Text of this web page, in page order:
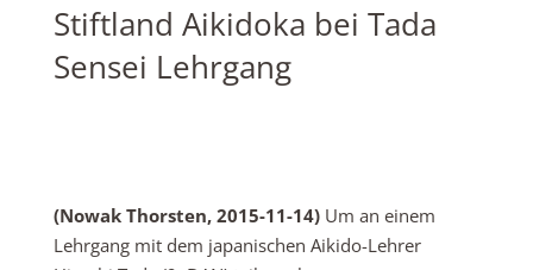
Stiftland Aikidoka bei Tada
Sensei Lehrgang
(Nowak Thorsten, 2015-11-14) Um an einem
Lehrgang mit dem japanischen Aikido-Lehrer